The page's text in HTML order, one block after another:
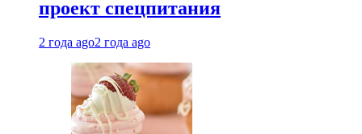
проект спецпитания
2 года ago2 года ago